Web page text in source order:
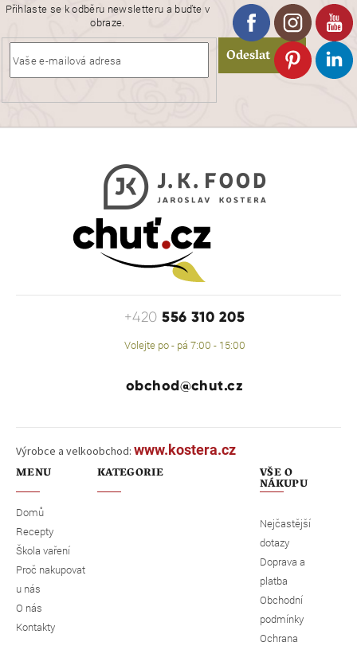
Přihlaste se k odběru newsletteru a buďte v
obraze.
Odeslat
+420556 310 205
Volejte po - pá 7:00 - 15:00
obchod@chut.cz
Výrobce a velkoobchod: www.kostera.cz
MENU
Domů
Recepty
Škola vaření
Proč nakupovat
u nás
O nás
Kontakty
KATEGORIE VŠE O
NÁKUPU
Nejčastější
dotazy
Doprava a
platba
Obchodní
podmínky
Ochrana